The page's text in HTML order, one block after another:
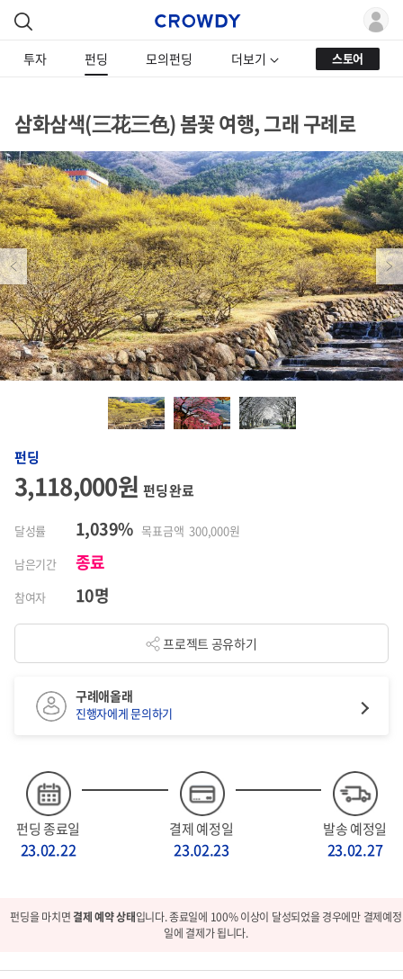
투자 펀딩 모의펀딩 더보기 스토어
삼화삼색(三花三色) 봄꽃 여행, 그래 구례로
Previous Next
펀딩
3,118,000원펀딩 완료
달성률 1,039% 목표금액 300,000원
남은기간
종료
참여자 10명
프로젝트 공유하기
펀딩 종료일
23.02.22
결제 예정일
23.02.23
발송 예정일
23.02.27
구례애올래
진행자에게 문의하기
펀딩을 마치면결제 예약 상태입니다. 종료일에 100% 이상이 달성되었을 경우에만 결제예정
일에 결제가 됩니다.